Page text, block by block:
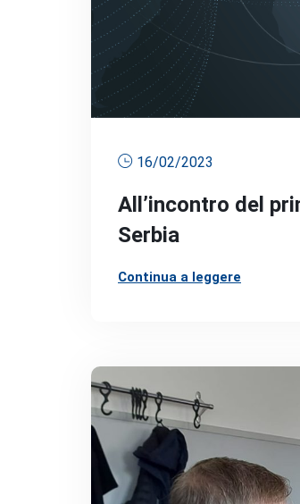
16/02/2023
All’incontro del
Serbia
Continua a leggere